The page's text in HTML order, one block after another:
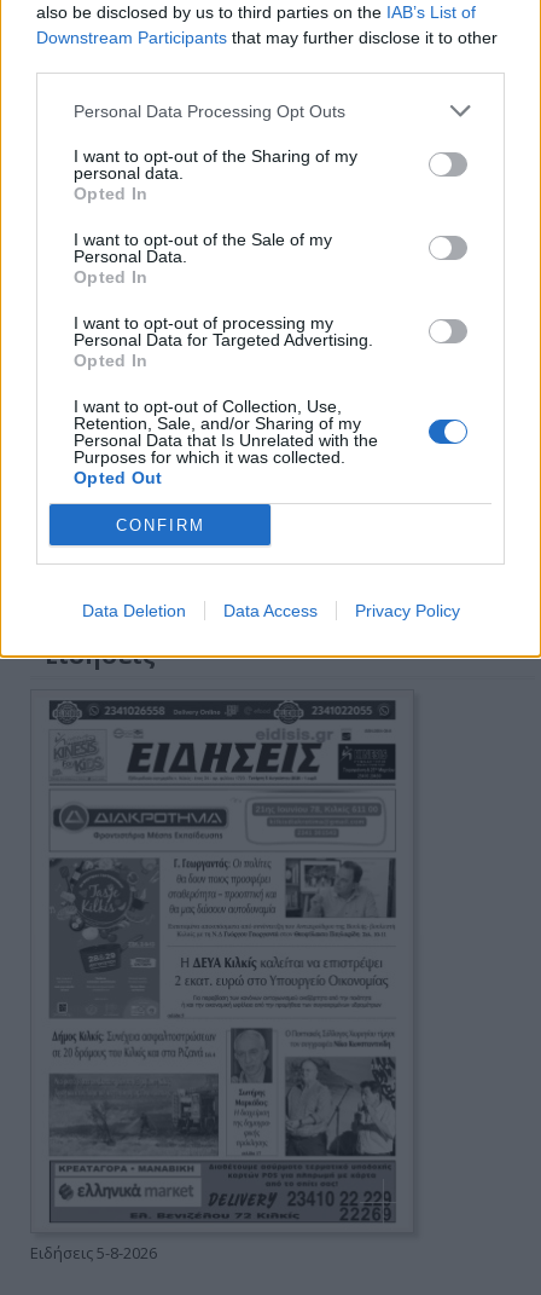
also be disclosed by us to third parties on the IAB’s List of
Downstream Participants that may further disclose it to other
Personal Data Processing Opt Outs
I want to opt-out of the Sharing of my
personal data.
Opted In
I want to opt-out of the Sale of my
Personal Data.
Opted In
I want to opt-out of processing my
Personal Data for Targeted Advertising.
Opted In
I want to opt-out of Collection, Use,
Retention, Sale, and/or Sharing of my
Personal Data that Is Unrelated with the
Purposes for which it was collected.
Opted Out
CONFIRM
Data Deletion Data Access Privacy Policy
Ειδήσεις
Ειδήσεις 5-8-2026